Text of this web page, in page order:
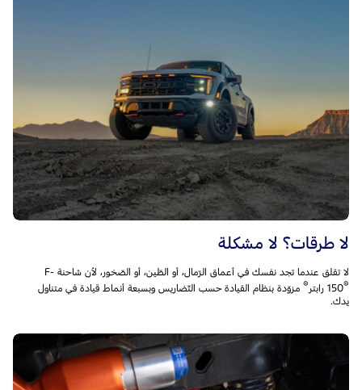
لا طرقات؟ لا مشكلة
لا تقلق عندما تجد نفسك في أعماق الرّمال، أو الطّين، أو الصّخور، لأن شاحنة F-
150®
® مزوّدة بنظام القيادة حسب التّضاريس وبسبعة أنماط قيادة في متناول
يدك.